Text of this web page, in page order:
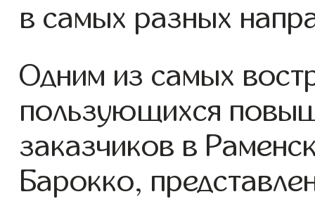
в самых разных
Одним из самых
пользующихся
заказчиков в
Барокко,